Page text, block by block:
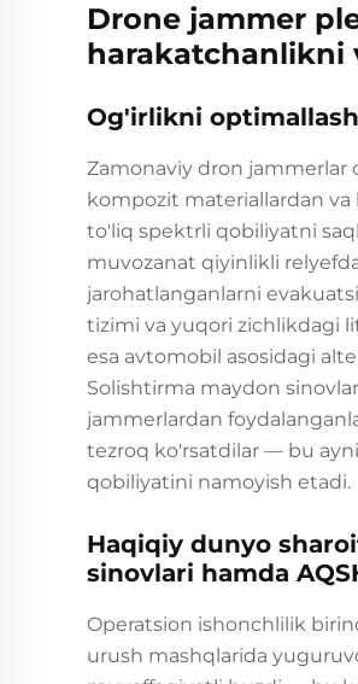
Drone jammer
harakatchanlikni
Og'irlikni
Zamonaviy dron jammerlar
kompozit materiallardan
to'liq spektrli qobiliyatni
muvozanat qiyinlikli
jarohatlanganlarni
tizimi va yuqori zichlikdagi
esa avtomobil asosidagi
Solishtirma maydon
jammerlardan
tezroq ko'rsatdilar — bu
qobiliyatini namoyish etadi.
Haqiqiy dunyo
sinovlari hamda
Operatsion ishonchlilik
urush mashqlarida